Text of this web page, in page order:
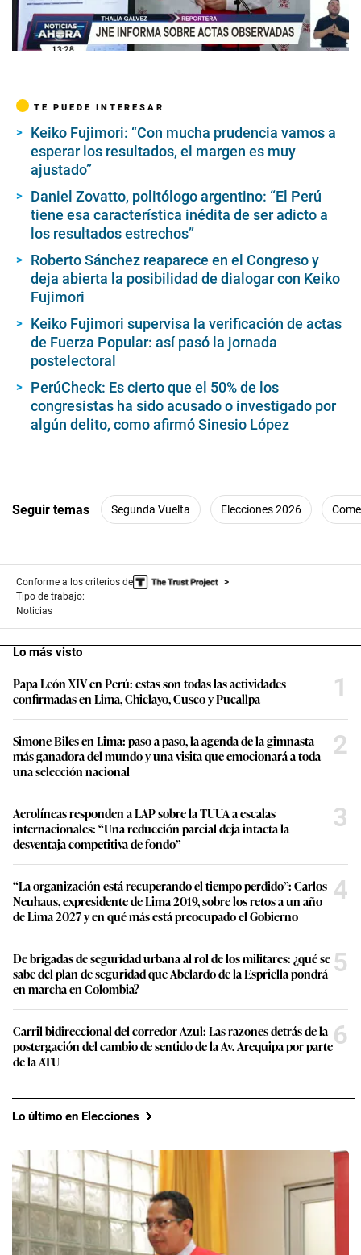
00:00/03:48
TE PUEDE INTERESAR
Keiko Fujimori: “Con mucha prudencia vamos a
esperar los resultados, el margen es muy
ajustado”
Daniel Zovatto, politólogo argentino: “El Perú
tiene esa característica inédita de ser adicto a
los resultados estrechos”
Roberto Sánchez reaparece en el Congreso y
deja abierta la posibilidad de dialogar con Keiko
Fujimori
Keiko Fujimori supervisa la verificación de actas
de Fuerza Popular: así pasó la jornada
postelectoral
PerúCheck: Es cierto que el 50% de los
congresistas ha sido acusado o investigado por
algún delito, como afirmó Sinesio López
Seguir temas Segunda Vuelta Elecciones 2026
Conforme a los criterios de
Tipo de trabajo:
Noticias
Lo más visto
Papa León XIV en Perú: estas son todas las actividades
confirmadas en Lima, Chiclayo, Cusco y Pucallpa
1
Simone Biles en Lima: paso a paso, la agenda de la gimnasta
más ganadora del mundo y una visita que emocionará a toda
una selección nacional
2
Aerolíneas responden a LAP sobre la TUUA a escalas
internacionales: “Una reducción parcial deja intacta la
desventaja competitiva de fondo”
3
“La organización está recuperando el tiempo perdido”: Carlos
Neuhaus, expresidente de Lima 2019, sobre los retos a un año
de Lima 2027 y en qué más está preocupado el Gobierno
4
De brigadas de seguridad urbana al rol de los militares: ¿qué se
sabe del plan de seguridad que Abelardo de la Espriella pondrá
en marcha en Colombia?
5
Carril bidireccional del corredor Azul: Las razones detrás de la
postergación del cambio de sentido de la Av. Arequipa por parte
de la ATU
6
Lo último en Elecciones